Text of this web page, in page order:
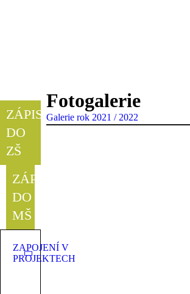
ZÁPIS
DO
ZŠ
ZÁPIS
DO
MŠ
ZAPOJENÍ V
PROJEKTECH
Fotogalerie
Galerie rok 2021 / 2022